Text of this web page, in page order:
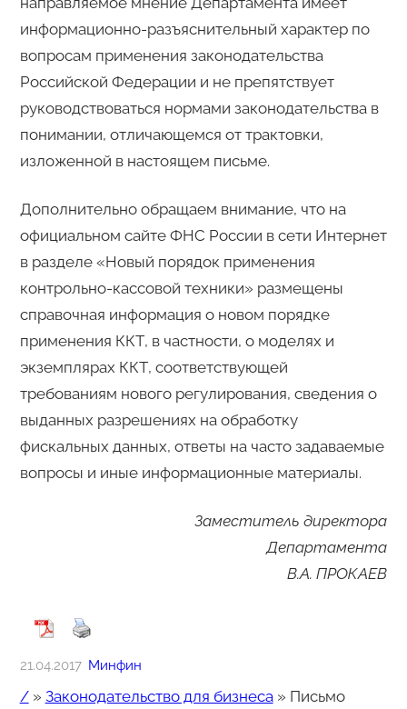
информационно-разъяснительный характер по
вопросам применения законодательства
Российской Федерации и не препятствует
руководствоваться нормами законодательства в
понимании, отличающемся от трактовки,
изложенной в настоящем письме.
Дополнительно обращаем внимание, что на
официальном сайте ФНС России в сети Интернет
в разделе «Новый порядок применения
контрольно-кассовой техники» размещены
справочная информация о новом порядке
применения ККТ, в частности, о моделях и
экземплярах ККТ, соответствующей
требованиям нового регулирования, сведения о
выданных разрешениях на обработку
фискальных данных, ответы на часто задаваемые
вопросы и иные информационные материалы.
Заместитель директора
Департамента
В.А. ПРОКАЕВ
21.04.2017 Минфин
/» Законодательство для бизнеса» Письмо